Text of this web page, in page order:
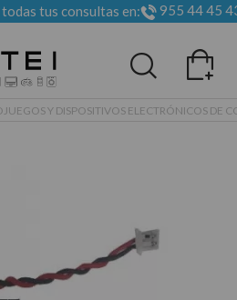
tus consultas en: 955 44 45
Y DISPOSITIVOS ELECTRÓNICOS DE